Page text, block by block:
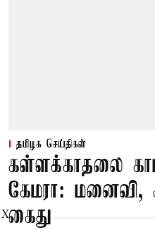
தமிழக செய்திகள்
கள்ளக்காதலை
கேமரா:
கைது
X